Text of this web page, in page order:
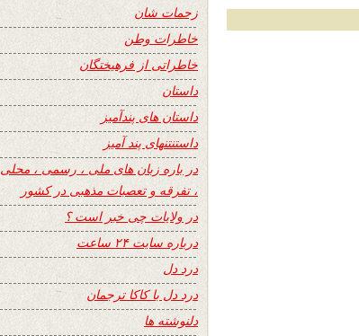
زحمات شان
خاطرات وطن
خاطراتی از فرهیختگان
داستان
داستان های پندآمیز
داستنتنهای پند آمیز
در باره زبان های ملی ، رسمی ، محلی
، تفرقه و تعصبات مذهبی در کشور
در ولایات چی خبر است ؟
درباره سایت ۲۴ ساعت
درد دل
درد دل با کاکا ترجمان
دلنوشته ها